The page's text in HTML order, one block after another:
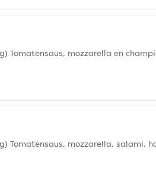
Tomatensaus, mozzarella en
Tomatensaus, mozzarella, salami,